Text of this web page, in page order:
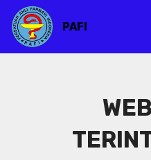
PAFI